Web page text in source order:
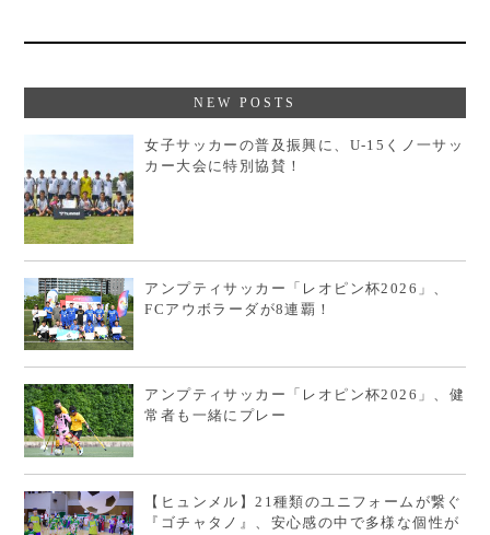
NEW POSTS
女子サッカーの普及振興に、U-15くノ一サッ
カー大会に特別協賛！
アンプティサッカー「レオピン杯2026」、
FCアウボラーダが8連覇！
アンプティサッカー「レオピン杯2026」、健
常者も一緒にプレー
【ヒュンメル】21種類のユニフォームが繋ぐ
『ゴチャタノ』、安心感の中で多様な個性が